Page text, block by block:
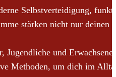
Selbstverteidigung,
stärken nicht nur
und
Methoden, um dich im